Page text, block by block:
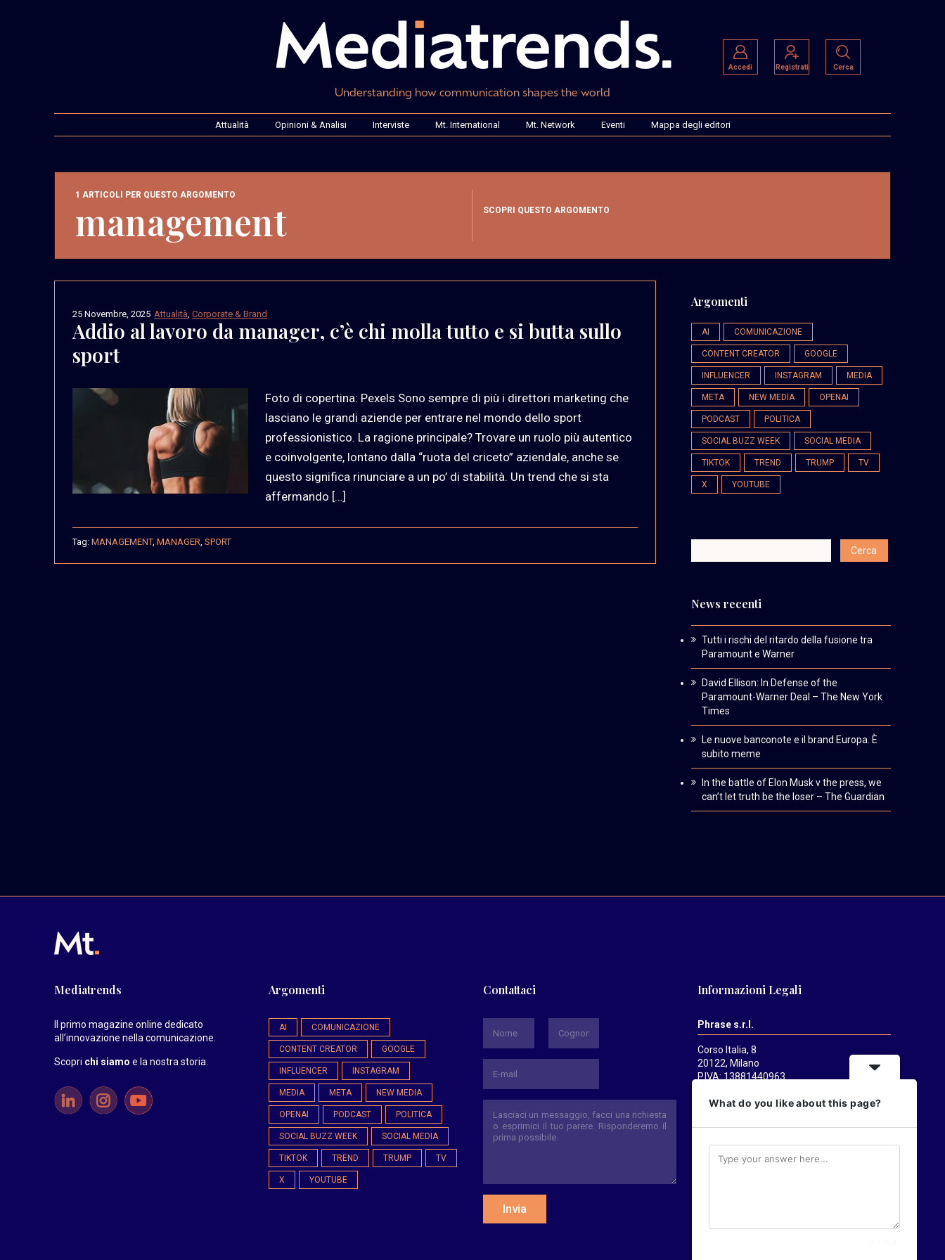
Understanding how communication shapes the world
Accedi Registrati Cerca
Attualità Opinioni & Analisi Interviste Mt. International Mt. Network Eventi Mappa degli editori
1 ARTICOLI PER QUESTO ARGOMENTO
management SCOPRI QUESTO ARGOMENTO
Attualità Corporate & Brand
25 Novembre, 2025
Addio al lavoro da manager, c’è chi molla tutto e si butta sullo
sport
Foto di copertina: Pexels Sono sempre di più i direttori marketing che
lasciano le grandi aziende per entrare nel mondo dello sport
professionistico. La ragione principale? Trovare un ruolo più autentico
e coinvolgente, lontano dalla “ruota del criceto” aziendale, anche se
questo significa rinunciare a un po’ di stabilità. Un trend che si sta
affermando […]
Tag: MANAGEMENT, MANAGER SPORT
Argomenti
AI COMUNICAZIONE
CONTENT CREATOR GOOGLE
INFLUENCER INSTAGRAM MEDIA
META NEW MEDIA OPENAI
PODCAST POLITICA
SOCIAL BUZZ WEEK SOCIAL MEDIA
TIKTOK TREND TRUMP TV
X YOUTUBE
News recenti
Tutti i rischi del ritardo della fusione tra
Paramount e Warner
David Ellison: In Defense of the
Paramount-Warner Deal – The New York
Times
Le nuove banconote e il brand Europa. È
subito meme
In the battle of Elon Musk v the press, we
can’t let truth be the loser – The Guardian
Mediatrends
Il primo magazine online dedicato
all’innovazione nella comunicazione.
Scopri chi siamo e la nostra storia
Argomenti
AI COMUNICAZIONE
CONTENT CREATOR GOOGLE
INFLUENCER INSTAGRAM
MEDIA META NEW MEDIA
OPENAI PODCAST POLITICA
SOCIAL BUZZ WEEK SOCIAL MEDIA
TIKTOK TREND TRUMP TV
X YOUTUBE
Contattaci
Invia
Informazioni Legali
Phrase s.r.l.
Corso Italia, 8
20122, Milano
P.IVA: 13881440963
Mediatrendsè una testata registrata
Direttore responsabile:Alessandro
Direttore editoriale:Carlo Castorina
What do you like about this page?